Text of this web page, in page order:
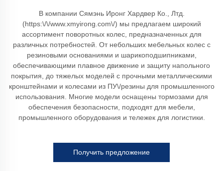
В компании Сямэнь Иронг Хардвер Ко., Лтд.
(https:\/\/www.xmyirong.com\/) мы предлагаем широкий
ассортимент поворотных колес, предназначенных для
различных потребностей. От небольших мебельных колес с
резиновыми основаниями и шарикоподшипниками,
обеспечивающими плавное движение и защиту напольного
покрытия, до тяжелых моделей с прочными металлическими
кронштейнами и колесами из ПУ\/резины для промышленного
использования. Многие модели оснащены тормозами для
обеспечения безопасности, подходят для мебели,
промышленного оборудования и тележек для логистики.
Получить предложение